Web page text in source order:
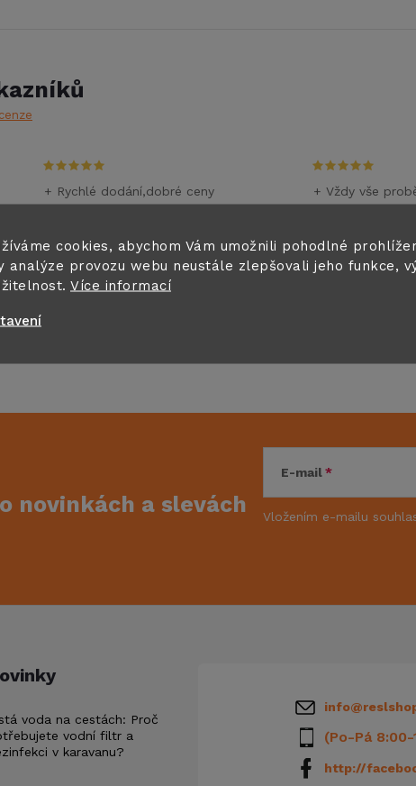
cookies, abychom Vám umožnili pohodlné
analýze provozu webu neustále zlepšovali jeho funkce,
Více informací
30.6.2026
+ Rychlé dodání,dobré ceny
+ Vždy vše
novinkách a slevách
E-mail
Vložením e-mailu
voda na cestách: Proč
vodní filtr a
v karavanu?
info@
(Po-Pá 8:00-
http://